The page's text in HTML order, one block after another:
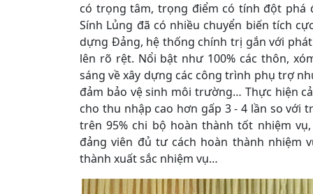
có trọng tâm, trọng điểm có tính đột phá
Sính Lủng đã có nhiều chuyển biến tích
dựng Đảng, hệ thống chính trị gắn với
lên rõ rệt. Nổi bật như 100% các thôn,
sáng về xây dựng các công trình phụ trợ
đảm bảo vệ sinh môi trường… Thực hiện
cho thu nhập cao hơn gấp 3 - 4 lần so
trên 95% chi bộ hoàn thành tốt nhiệm
đảng viên đủ tư cách hoàn thành nhiệm
thành xuất sắc nhiệm vụ…